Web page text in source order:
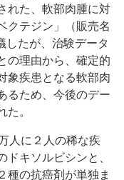
れた、軟部肉腫に対
クテジン」（販売名
したが、治験データ
の理由から、確定的
象疾患となる軟部肉
るため、今後のデー
た。
人に２人の稀な疾
ドキソルビシンと、
種の抗癌剤が単独ま